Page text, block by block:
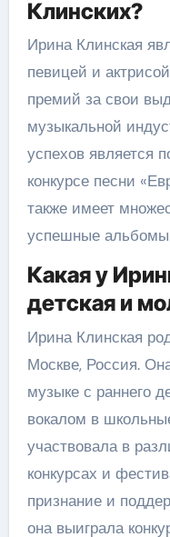
Клинских?
Ирина Клинская
певицей и
премий за свои
музыкальной
успехов является
конкурсе песни
также имеет
успешные
Какая у
детская и
Ирина Клинская
Москве, Россия.
музыке с раннего
вокалом в
участвовала в
конкурсах и
признание и
она выиграла